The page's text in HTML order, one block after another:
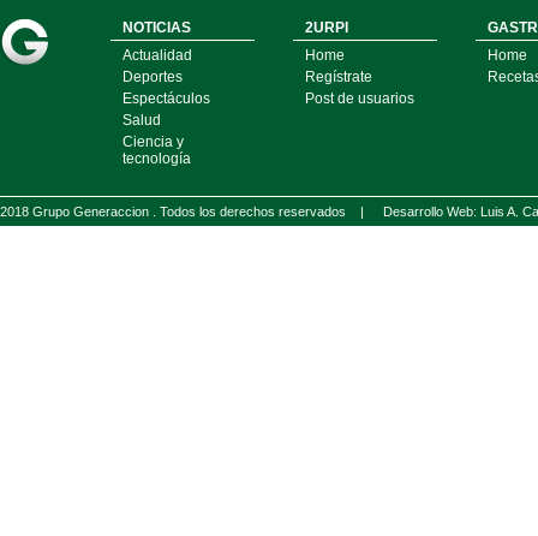
NOTICIAS
Actualidad
Deportes
Espectáculos
Salud
Ciencia y
tecnología
2URPI
Home
Regístrate
Post de usuarios
Home
2018 Grupo Generaccion . Todos los derechos reservados | Desarrollo Web: Luis